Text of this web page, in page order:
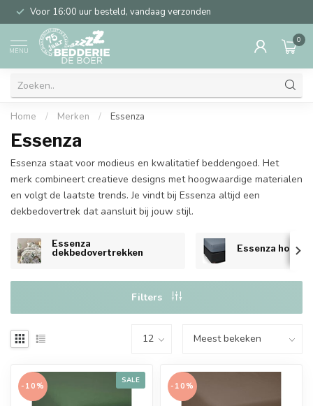
Voor 16:00 uur besteld, vandaag verzonden
MENU
0
Home / Merken / Essenza
Essenza
Essenza staat voor modieus en kwalitatief beddengoed. Het
merk combineert creatieve designs met hoogwaardige materialen
en volgt de laatste trends. Je vindt bij Essenza altijd een
dekbedovertrek dat aansluit bij jouw stijl.
Essenza
dekbedovertrekken
Essenza
Filters
SALE
-10% -10%